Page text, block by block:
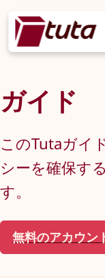
ガイド
このTutaガイ
シーを確保す
す。
無料のアカウン